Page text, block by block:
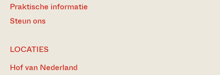
Praktische informatie
Steun ons
LOCATIES
Hof van Nederland